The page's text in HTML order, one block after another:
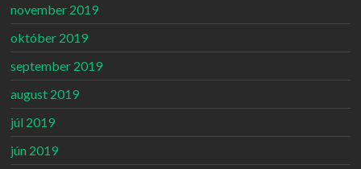
november 2019
október 2019
september 2019
august 2019
júl 2019
jún 2019